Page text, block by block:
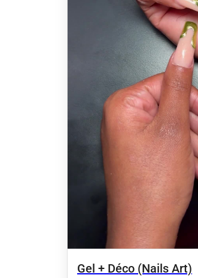
Gel + Déco (Nails Art)